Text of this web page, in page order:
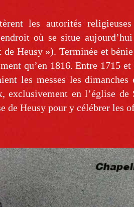
les autorités
où se situe
de Heusy »). Terminée et
qu’en 1816. Entre 1715
les messes les
exclusivement en l’église
de Heusy pour y célébrer les